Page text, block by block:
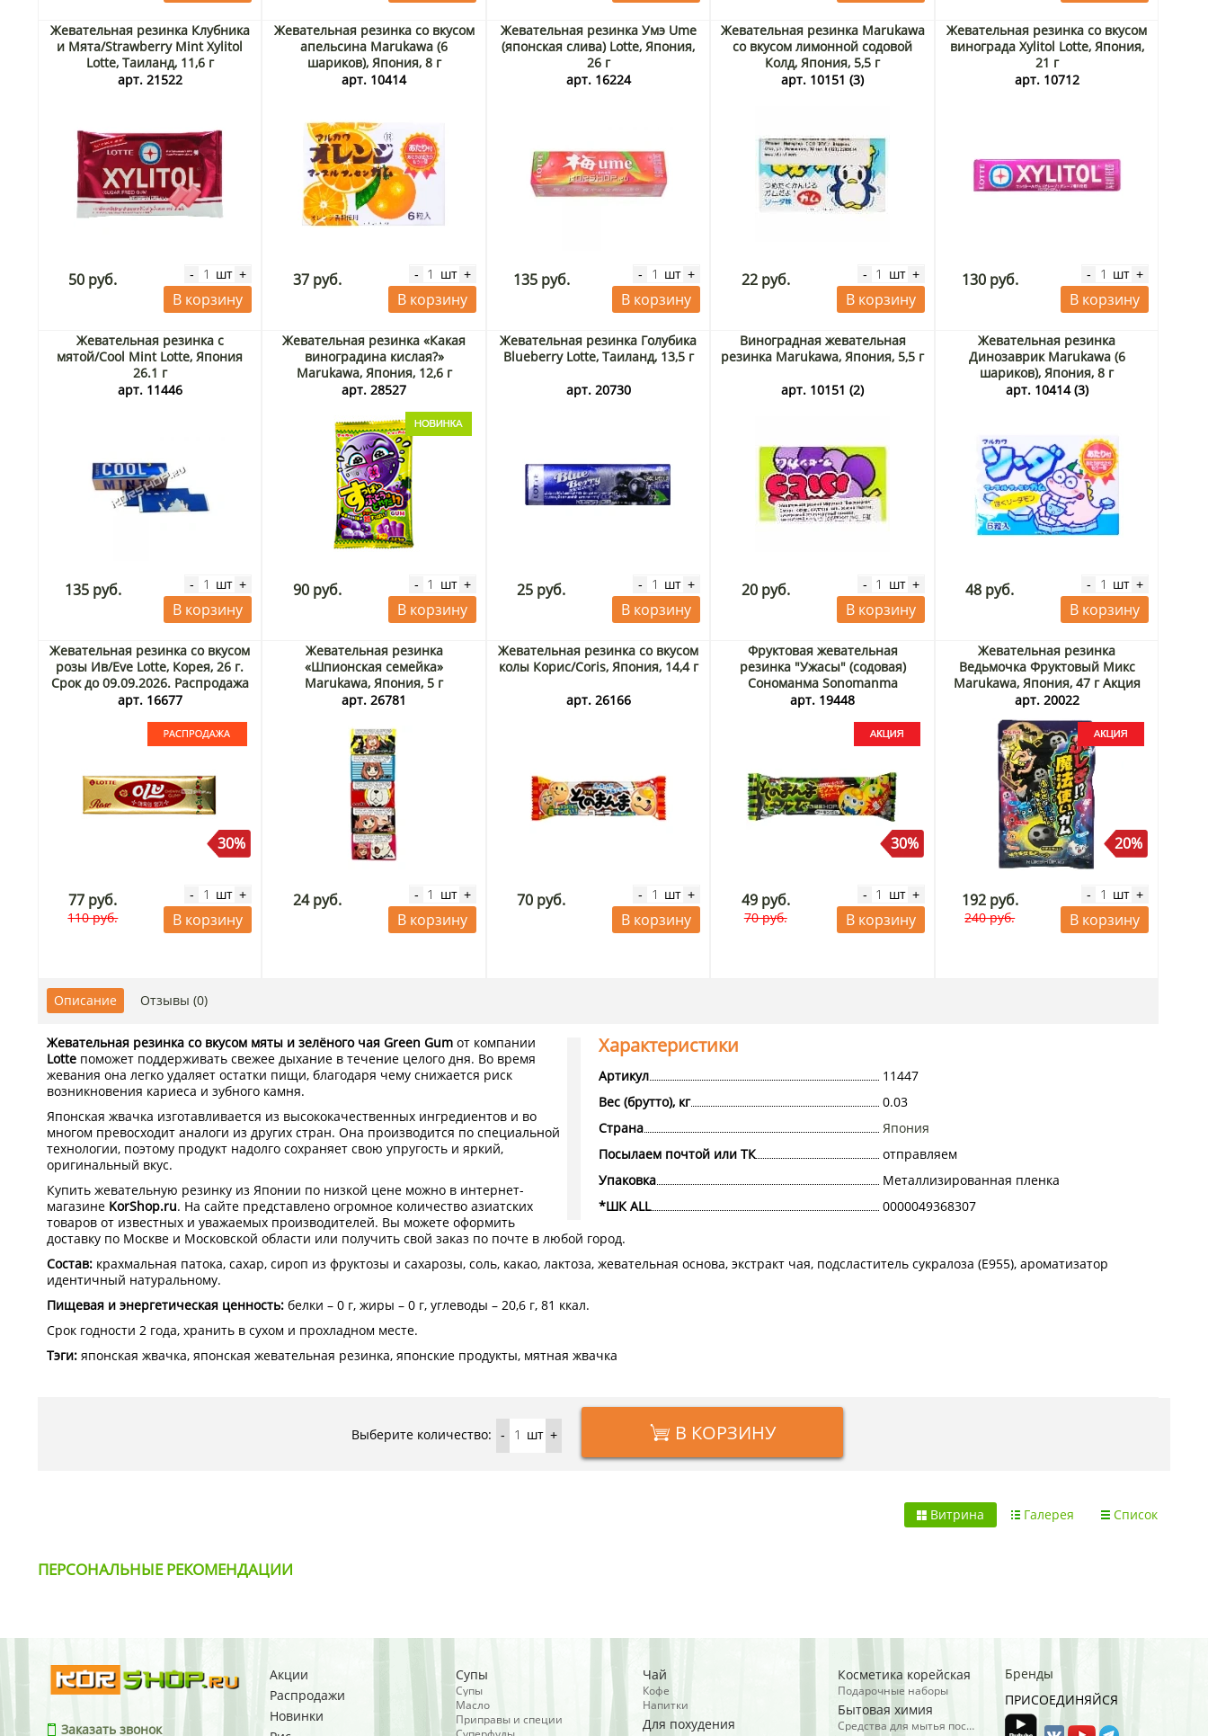
Жевательная резинка Клубника
и Мята/Strawberry Mint Xylitol
Lotte, Таиланд, 11,6 г
арт. 21522
50 руб. - шт +
В корзину
Жевательная резинка со вкусом
апельсина Marukawa (6
шариков), Япония, 8 г
арт. 10414
37 руб. - шт +
В корзину
Жевательная резинка Умэ Ume
(японская слива) Lotte, Япония,
26 г
арт. 16224
135 руб. - шт +
В корзину
Жевательная резинка Marukawa
со вкусом лимонной содовой
Колд, Япония, 5,5 г
арт. 10151 (3)
22 руб. - шт +
В корзину
Жевательная резинка со вкусом
винограда Xylitol Lotte, Япония,
21 г
арт. 10712
130 руб. - шт +
В корзину
Жевательная резинка с
мятой/Cool Mint Lotte, Япония
26.1 г
арт. 11446
135 руб. - шт +
В корзину
Жевательная резинка «Какая
виноградина кислая?»
Marukawa, Япония, 12,6 г
арт. 28527
90 руб. - шт +
В корзину
Жевательная резинка Голубика
Blueberry Lotte, Таиланд, 13,5 г
арт. 20730
25 руб. - шт +
В корзину
Виноградная жевательная
резинка Marukawa, Япония, 5,5 г
арт. 10151 (2)
20 руб. - шт +
В корзину
Жевательная резинка
Динозаврик Marukawa (6
шариков), Япония, 8 г
арт. 10414 (3)
48 руб. - шт +
В корзину
Жевательная резинка со вкусом
розы Ив/Eve Lotte, Корея, 26 г.
Срок до 09.09.2026. Распродажа
арт. 16677
30%
77 руб.
110 руб.
- шт +
В корзину
Жевательная резинка
«Шпионская семейка»
Marukawa, Япония, 5 г
арт. 26781
24 руб. - шт +
В корзину
Жевательная резинка со вкусом
колы Корис/Coris, Япония, 14,4 г
арт. 26166
70 руб. - шт +
В корзину
Фруктовая жевательная
резинка "Ужасы" (содовая)
Сономанма Sonomanma
Корис/Coris, Япония, 14,4 г
арт. 19448
30%
49 руб.
70 руб.
- шт +
В корзину
Жевательная резинка
Ведьмочка Фруктовый Микс
Marukawa, Япония, 47 г Акция
арт. 20022
20%
192 руб.
240 руб.
- шт +
В корзину
Описание Отзывы (0)
Характеристики
Артикул
11447
Вес (брутто), кг
0.03
Страна
Япония
Посылаем почтой или ТК
отправляем
Упаковка
Металлизированная пленка
*ШК ALL
0000049368307
Жевательная резинка со вкусом мяты и зелёного чая Green Gum от компании
Lotte поможет поддерживать свежее дыхание в течение целого дня. Во время
жевания она легко удаляет остатки пищи, благодаря чему снижается риск
возникновения кариеса и зубного камня.
Японская жвачка изготавливается из высококачественных ингредиентов и во
многом превосходит аналоги из других стран. Она производится по специальной
технологии, поэтому продукт надолго сохраняет свою упругость и яркий,
оригинальный вкус.
Купить жевательную резинку из Японии по низкой цене можно в интернет-
магазине KorShop.ru. На сайте представлено огромное количество азиатских
товаров от известных и уважаемых производителей. Вы можете оформить
доставку по Москве и Московской области или получить свой заказ по почте в любой город.
Состав: крахмальная патока, сахар, сироп из фруктозы и сахарозы, соль, какао, лактоза, жевательная основа, экстракт чая, подсластитель сукралоза (E955), ароматизатор
идентичный натуральному.
Пищевая и энергетическая ценность: белки – 0 г, жиры – 0 г, углеводы – 20,6 г, 81 ккал.
Срок годности 2 года, хранить в сухом и прохладном месте.
Тэги: японская жвачка, японская жевательная резинка, японские продукты, мятная жвачка
Выберите количество: - шт + В КОРЗИНУ
Список
Галерея
Витрина
ПЕРСОНАЛЬНЫЕ РЕКОМЕНДАЦИИ
Заказать звонок
Акции
Распродажи
Новинки
Супы
Супы
Масло
Приправы и специи
Чай
Кофе
Напитки
Для похудения
Косметика корейская
Подарочные наборы
Бытовая химия
Средства для мытья посуды
Бренды
ПРИСОЕДИНЯЙСЯ